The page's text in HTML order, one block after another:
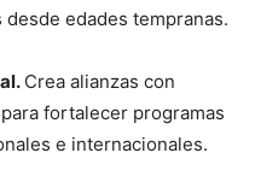
edades tempranas.
Crea alianzas con
fortalecer programas
e internacionales.